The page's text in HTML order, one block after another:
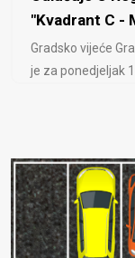
"Kvadrant C -
Gradsko vijeće
je za ponedjeljak